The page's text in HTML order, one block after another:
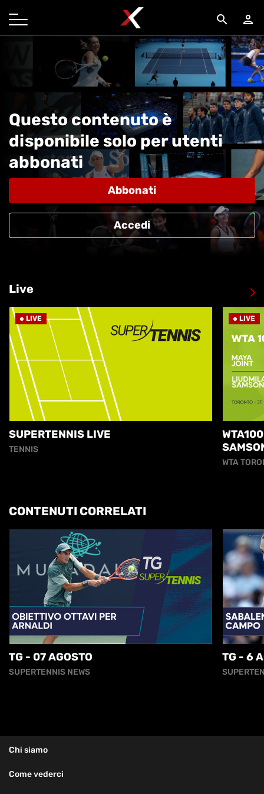
search person
Questo contenuto è
disponibile solo per utenti
abbonati
Abbonati
Accedi
Live
LIVE
SUPERTENNIS LIVE
TENNIS
LIVE
WTA
CONTENUTI CORRELATI
TG - 07 AGOSTO
SUPERTENNIS NEWS
TG - 6
Chi siamo
Come vederci